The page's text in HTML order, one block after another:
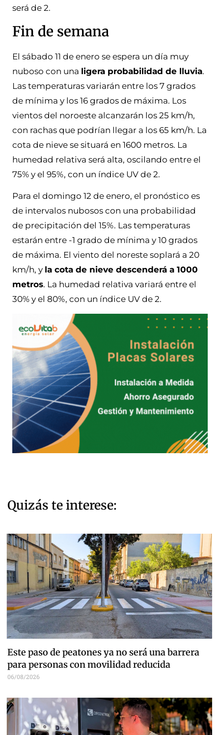
será de 2.
Fin de semana
El sábado 11 de enero se espera un día muy
nuboso con una ligera probabilidad de lluvia.
Las temperaturas variarán entre los 7 grados
de mínima y los 16 grados de máxima. Los
vientos del noroeste alcanzarán los 25 km/h,
con rachas que podrían llegar a los 65 km/h. La
cota de nieve se situará en 1600 metros. La
humedad relativa será alta, oscilando entre el
75% y el 95%, con un índice UV de 2.
Para el domingo 12 de enero, el pronóstico es
de intervalos nubosos con una probabilidad
de precipitación del 15%. Las temperaturas
estarán entre -1 grado de mínima y 10 grados
de máxima. El viento del noreste soplará a 20
km/h, y la cota de nieve descenderá a 1000
metros. La humedad relativa variará entre el
30% y el 80%, con un índice UV de 2.
Quizás te interese:
Este paso de peatones ya no será una barrera
para personas con movilidad reducida
06/08/2026